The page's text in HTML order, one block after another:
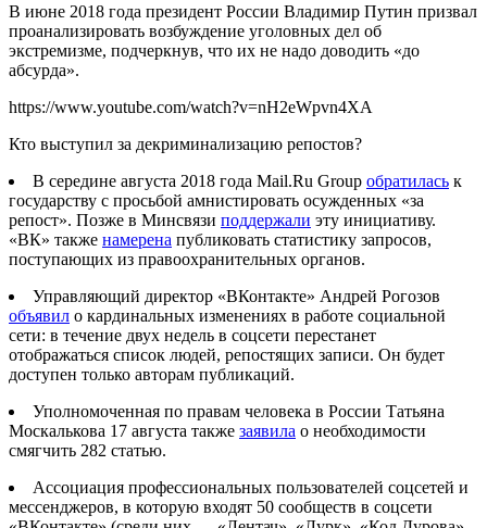
В июне 2018 года президент России Владимир Путин призвал
проанализировать возбуждение уголовных дел об
экстремизме, подчеркнув, что их не надо доводить «до
абсурда».
https://www.youtube.com/watch?v=nH2eWpvn4XA
Кто выступил за декриминализацию репостов?
В середине августа 2018 года Mail.Ru Group обратилась к
государству с просьбой амнистировать осужденных «за
репост». Позже в Минсвязи поддержали эту инициативу.
«ВК» также намерена публиковать статистику запросов,
поступающих из правоохранительных органов.
Управляющий директор «ВКонтакте» Андрей Рогозов
объявил о кардинальных изменениях в работе социальной
сети: в течение двух недель в соцсети перестанет
отображаться список людей, репостящих записи. Он будет
доступен только авторам публикаций.
Уполномоченная по правам человека в России Татьяна
Москалькова 17 августа также заявила о необходимости
смягчить 282 статью.
Ассоциация профессиональных пользователей соцсетей и
мессенджеров, в которую входят 50 сообществ в соцсети